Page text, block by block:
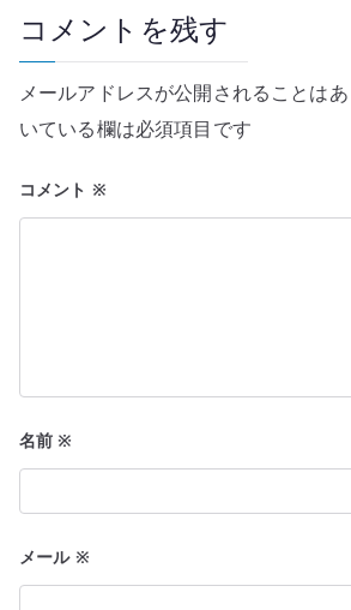
ー
シ
ョ
ン
コメントを残す
メールアドレスが公開されることはあ
いている欄は必須項目です
コメント ※
名前※
メール ※